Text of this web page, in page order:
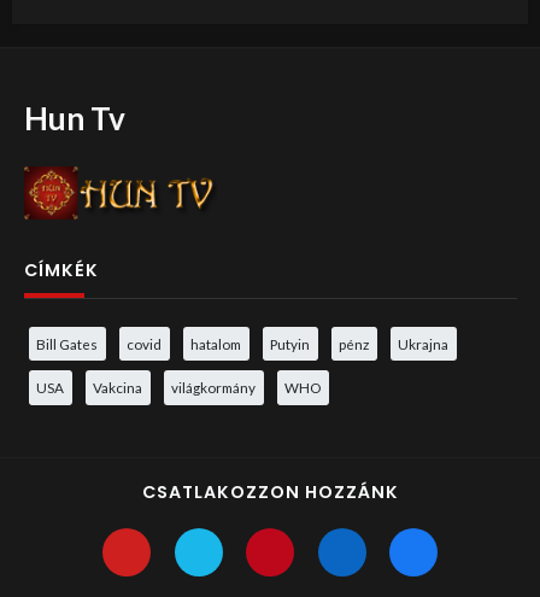
Hun Tv
CÍMKÉK
Bill Gates covid hatalom Putyin pénz Ukrajna
USA Vakcina világkormány WHO
CSATLAKOZZON HOZZÁNK